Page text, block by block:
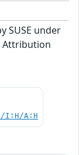
SUSE under
Attribution
I:H/A:H